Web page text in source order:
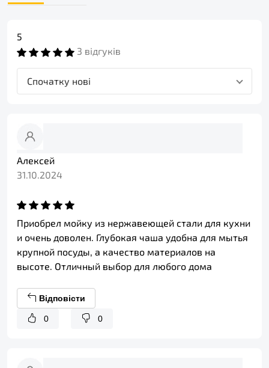
5
3 відгуків
Спочатку нові
Алексей
31.10.2024
Приобрел мойку из нержавеющей стали для кухни
и очень доволен. Глубокая чаша удобна для мытья
крупной посуды, а качество материалов на
высоте. Отличный выбор для любого дома
Відповісти
0 0